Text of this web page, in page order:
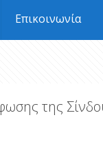
Επικοινωνία
της